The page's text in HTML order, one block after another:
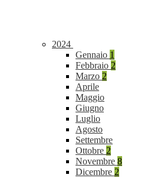
2024
Gennaio 1
Febbraio 2
Marzo 2
Aprile
Maggio
Giugno
Luglio
Agosto
Settembre
Ottobre 2
Novembre 8
Dicembre 2